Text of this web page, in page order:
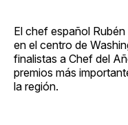
El chef español
en el centro de
finalistas a Chef del
premios más
la región.